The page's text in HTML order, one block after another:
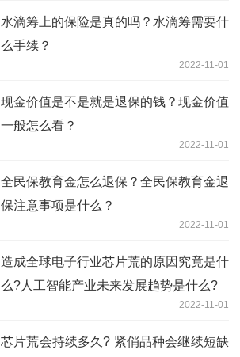
水滴筹上的保险是真的吗？水滴筹需要什
么手续？
2022-11-01
现金价值是不是就是退保的钱？现金价值
一般怎么看？
2022-11-01
全民保教育金怎么退保？全民保教育金退
保注意事项是什么？
2022-11-01
造成全球电子行业芯片荒的原因究竟是什
么?人工智能产业未来发展趋势是什么?
2022-11-01
芯片荒会持续多久? 紧俏品种会继续短缺